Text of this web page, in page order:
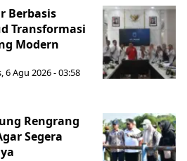
Berbasis
Transformasi
Modern
6 Agu 2026 - 03:58
Rengrang
Segera